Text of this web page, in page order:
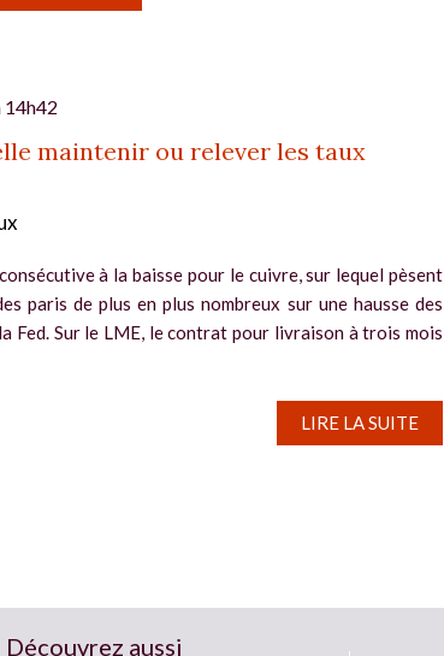
14h42
maintenir ou relever les taux
à la baisse pour le cuivre, sur lequel pèsent
paris de plus en plus nombreux sur une hausse des
Fed. Sur le LME, le contrat pour livraison à trois mois
LIRE LA SUITE
Découvrez aussi